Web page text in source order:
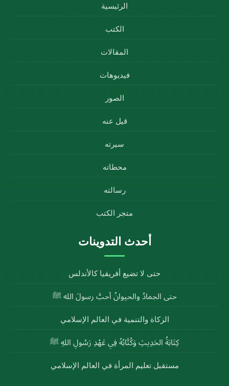
الرئيسية
الكتب
المقالات
فيديوهات
الصور
قيل عنه
سيرته
محطاته
رسالته
متجر الكتب
أحدث التدوينات
حتى لا تضيع أفريقيا كالأندلس
حتى الجمادُ والحيوانُ أحبَّ رسولَ الله ﷺ
الزكاة والتنمية في العالم الإسلامي
كِتَابَةُ الحَدِيثِ وَكُتَّابُهُ فِي عَهْدِ رَسُولِ اللهِ ﷺ
مستقبل تعليم المرأة في العالم الإسلامي